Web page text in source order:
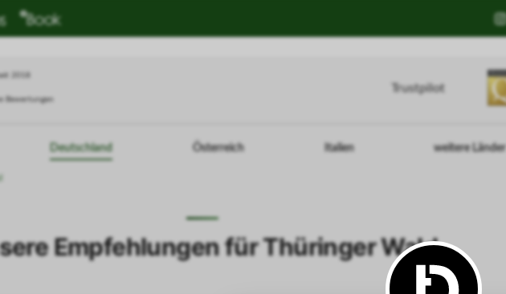
2018
Bewertungen
Trustpilot
Deutschland Österreich Italien weitere Länder
Empfehlungen für Thüringer Wald